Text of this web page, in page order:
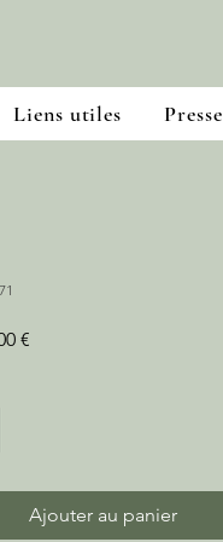
€
Ajouter au panier
Liens utiles Presse